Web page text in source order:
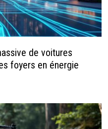
de voitures
foyers en énergie